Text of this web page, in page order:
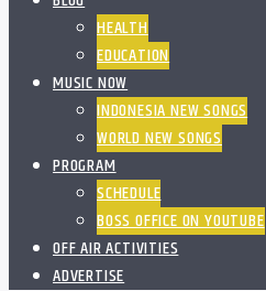
HEALTH
EDUCATION
MUSIC NOW
INDONESIA NEW SONGS
WORLD NEW SONGS
PROGRAM
SCHEDULE
BOSS OFFICE ON YOUTUBE
OFF AIR ACTIVITIES
ADVERTISE